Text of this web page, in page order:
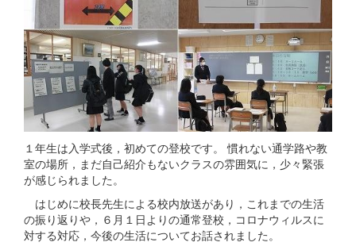
１年生は入学式後，初めての登校です。 慣れない通学路や教
室の場所，まだ自己紹介もないクラスの雰囲気に，少々緊張
が感じられました。
はじめに校長先生による校内放送があり，これまでの生活
の振り返りや，６月１日よりの通常登校，コロナウィルスに
対する対応，今後の生活についてお話されました。